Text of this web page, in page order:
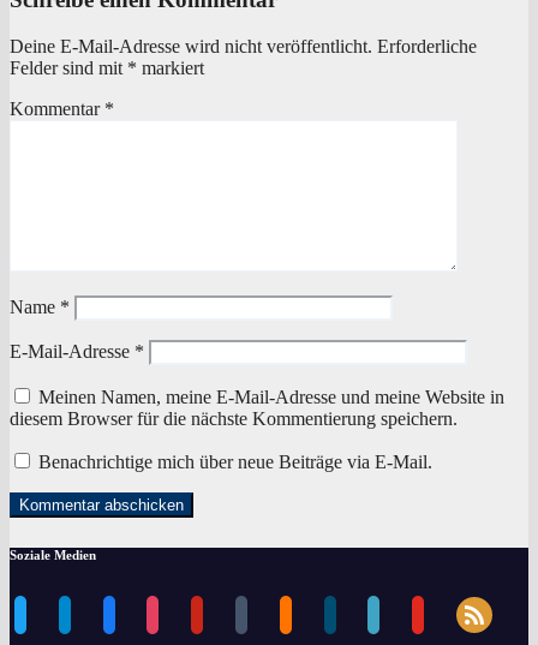
Deine E-Mail-Adresse wird nicht veröffentlicht. Erforderliche
Felder sind mit * markiert
Kommentar *
Name *
E-Mail-Adresse *
Meinen Namen, meine E-Mail-Adresse und meine Website in
diesem Browser für die nächste Kommentierung speichern.
Benachrichtige mich über neue Beiträge via E-Mail.
Soziale Medien
youtube
rss